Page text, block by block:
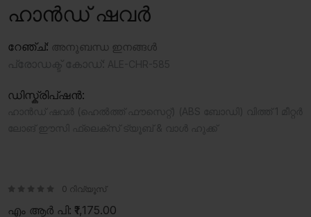
ഹാൻഡ് ഷവർ
റേഞ്ച്: അനുബന്ധ ഇനങ്ങൾ
ഡിസ്ക്രിപ്ഷൻ:
0 റിവ്യൂസ്
എം ആർ പി: ₹1,175.00